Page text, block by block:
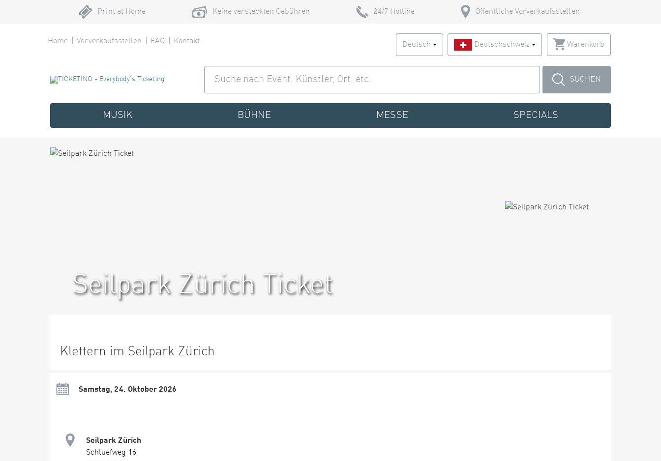
Print at Home Keine versteckten Gebühren 24/7 Hotline Öffentliche Vorverkaufsstellen
Home Vorverkaufsstellen FAQ Kontakt Deutsch Deutschschweiz Warenkorb
SUCHEN
MUSIK BÜHNE MESSE SPECIALS
Seilpark Zürich Ticket
Klettern im Seilpark Zürich
Samstag, 24. Oktober 2026
Seilpark Zürich
Schluefweg 16